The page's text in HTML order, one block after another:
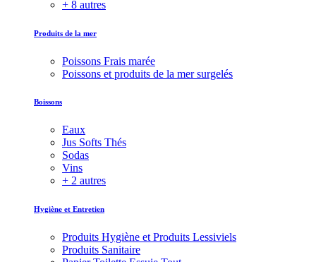
+ 8 autres
Produits de la mer
Poissons Frais marée
Poissons et produits de la mer surgelés
Boissons
Eaux
Jus Softs Thés
Sodas
Vins
+ 2 autres
Hygiène et Entretien
Produits Hygiène et Produits Lessiviels
Produits Sanitaire